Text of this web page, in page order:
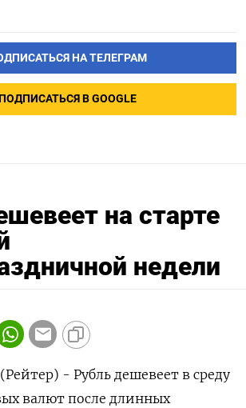
НА ТЕЛЕГРАМ
В GOOGLE
на старте
недели
- Рубль дешевеет в среду
валют после длинных